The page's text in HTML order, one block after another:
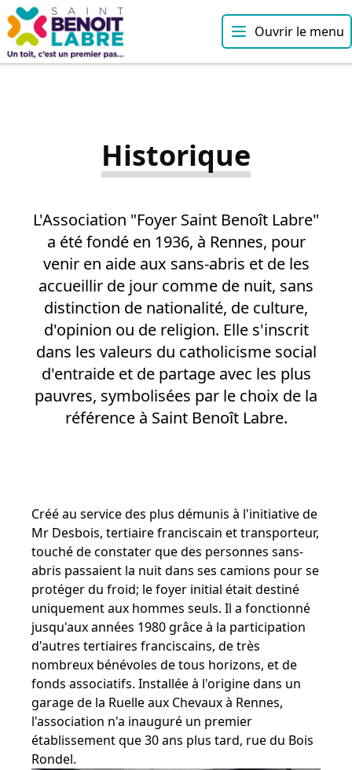
Ouvrir le menu
Historique
L'Association "Foyer Saint Benoît Labre"
a été fondé en 1936, à Rennes, pour
venir en aide aux sans-abris et de les
accueillir de jour comme de nuit, sans
distinction de nationalité, de culture,
d'opinion ou de religion. Elle s'inscrit
dans les valeurs du catholicisme social
d'entraide et de partage avec les plus
pauvres, symbolisées par le choix de la
référence à Saint Benoît Labre.
Créé au service des plus démunis à l'initiative de
Mr Desbois, tertiaire franciscain et transporteur,
touché de constater que des personnes sans-
abris passaient la nuit dans ses camions pour se
protéger du froid; le foyer initial était destiné
uniquement aux hommes seuls. Il a fonctionné
jusqu'aux années 1980 grâce à la participation
d'autres tertiaires franciscains, de très
nombreux bénévoles de tous horizons, et de
fonds associatifs. Installée à l'origine dans un
garage de la Ruelle aux Chevaux à Rennes,
l'association n'a inauguré un premier
établissement que 30 ans plus tard, rue du Bois
Rondel.